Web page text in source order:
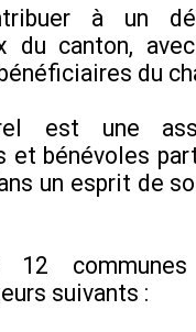
à un
du canton,
du
est une
bénévoles
un esprit de
suivants :